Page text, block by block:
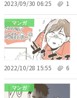
2023/09/30 06:25 1
マンガ
2022/10/28 15:55 6
マンガ